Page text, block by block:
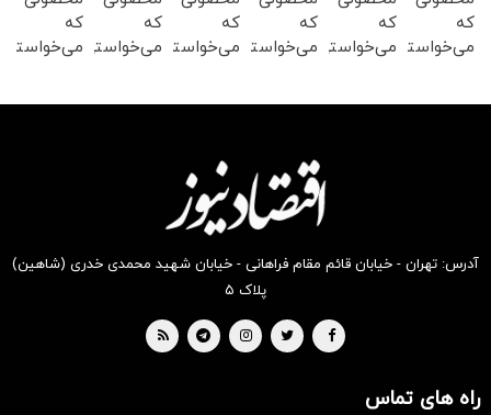
که
می‌خواستی
که
می‌خواستی
که
می‌خواستی
بخر !
که
می‌خواستی
بخر !
که
می‌خواستی
که
می‌خواستی
آدرس: تهران - خیابان قائم مقام فراهانی - خیابان شهید محمدی خدری (شاهین)
پلاک ۵
راه های تماس